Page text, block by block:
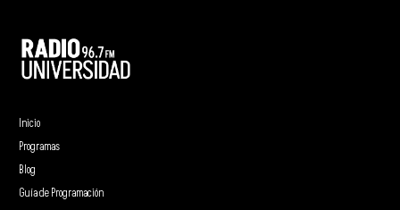
Inicio
Programas
Blog
Guía de Programación